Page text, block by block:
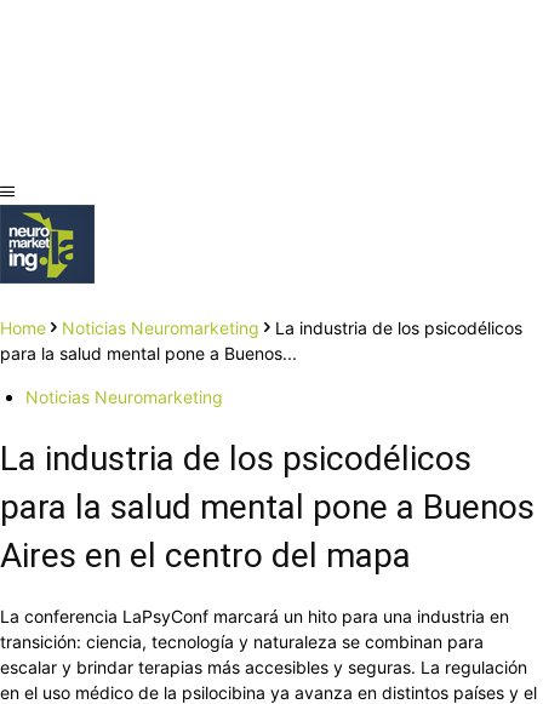
Home Noticias Neuromarketing
La industria de los psicodélicos
para la salud mental pone a Buenos...
Noticias Neuromarketing
La industria de los psicodélicos
para la salud mental pone a Buenos
Aires en el centro del mapa
La conferencia LaPsyConf marcará un hito para una industria en
transición: ciencia, tecnología y naturaleza se combinan para
escalar y brindar terapias más accesibles y seguras. La regulación
en el uso médico de la psilocibina ya avanza en distintos países y el